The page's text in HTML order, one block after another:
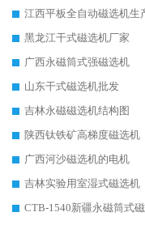
黑龙江干式磁选机厂家
广西永磁筒式强磁选机
山东干式磁选机批发
吉林永磁磁选机结构图
陕西钛铁矿高梯度磁选机
广西河沙磁选机的电机
吉林实验用室湿式磁选机